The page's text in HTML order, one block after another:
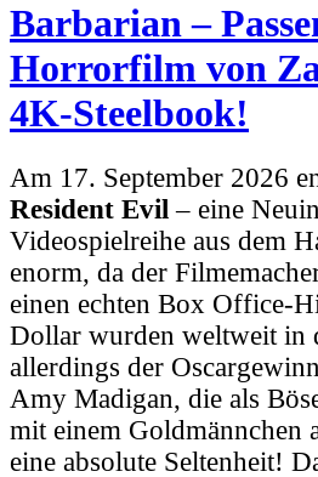
Barbarian –
Horrorfilm von
4K-Steelbook!
Am 17. September 2026
Resident Evil – eine
Videospielreihe aus dem
enorm, da der
einen echten Box Office-
Dollar wurden weltweit in
allerdings der
Amy Madigan, die als
mit einem Goldmännchen
eine absolute Seltenheit!